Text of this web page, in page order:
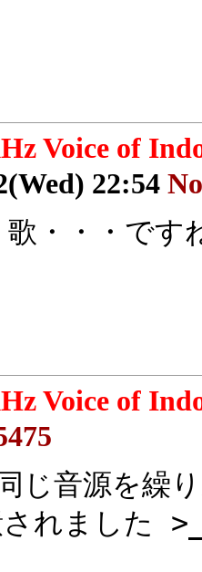
Voice of
22:54
・・・です
Voice of
じ音源を繰
れました